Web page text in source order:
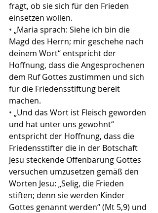
fragt, ob sie sich für den Frieden
einsetzen wollen.
• „Maria sprach: Siehe ich bin die
Magd des Herrn; mir geschehe nach
deinem Wort“ entspricht der
Hoffnung, dass die Angesprochenen
dem Ruf Gottes zustimmen und sich
für die Friedensstiftung bereit
machen.
• „Und das Wort ist Fleisch geworden
und hat unter uns gewohnt“
entspricht der Hoffnung, dass die
Friedensstifter die in der Botschaft
Jesu steckende Offenbarung Gottes
versuchen umzusetzen gemäß den
Worten Jesu: „Selig, die Frieden
stiften; denn sie werden Kinder
Gottes genannt werden“ (Mt 5,9) und